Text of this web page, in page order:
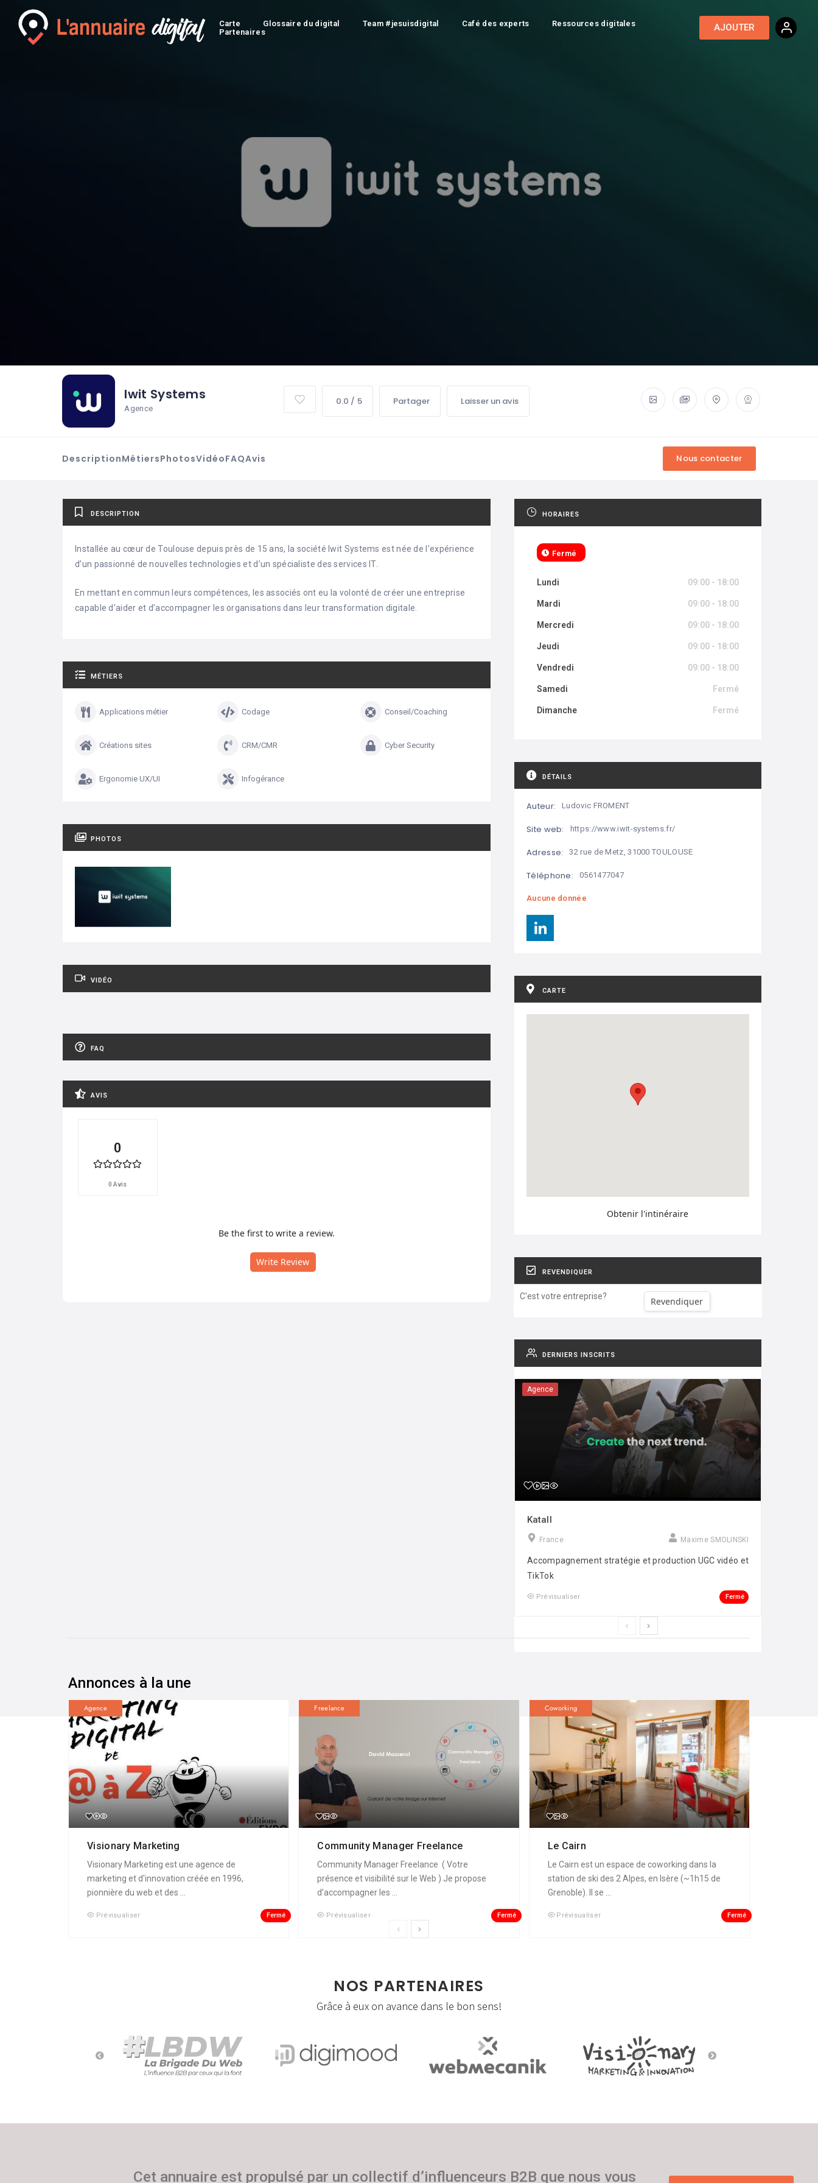
Carte Glossaire du digital Team #jesuisdigital Café des experts
Ressources digitales
Partenaires
AJOUTER
Iwit Systems
Agence
0.0 / 5 Partager Laisser un avis
DescriptionMétiersPhotosVidéoFAQAvis
DESCRIPTION
Installée au cœur de Toulouse depuis près de 15 ans, la société Iwit Systems est née de l’expérience
d’un passionné de nouvelles technologies et d’un spécialiste des services IT.
En mettant en commun leurs compétences, les associés ont eu la volonté de créer une entreprise
capable d’aider et d’accompagner les organisations dans leur transformation digitale.
MÉTIERS
Applications métier Codage Conseil/Coaching
Créations sites CRM/CMR Cyber Security
Ergonomie UX/UI Infogérance
PHOTOS
VIDÉO
FAQ
AVIS
0
0 Avis
Be the first to write a review.
Write Review
HORAIRES
Fermé
Lundi 09:00 - 18:00
Mardi 09:00 - 18:00
Mercredi 09:00 - 18:00
Jeudi 09:00 - 18:00
Vendredi 09:00 - 18:00
Samedi Fermé
Dimanche Fermé
DÉTAILS
Auteur: Ludovic FROMENT
Site web: https://www.iwit-systems.fr/
Adresse: 32 rue de Metz, 31000 TOULOUSE
Téléphone: 0561477047
Aucune donnée
CARTE
Obtenir l'intinéraire
REVENDIQUER
C'est votre entreprise? Revendiquer
DERNIERS INSCRITS
Agence
Katall
France Maxime SMOLINSKI
Accompagnement stratégie et production UGC vidéo et
TikTok
Prévisualiser Fermé
Annonces à la une
Agence
Visionary Marketing
Visionary Marketing est une agence de
marketing et d'innovation créée en 1996,
pionnière du web et des ...
Prévisualiser Fermé
Freelance
Community Manager Freelance
Community Manager Freelance ( Votre
présence et visibilité sur le Web ) Je propose
d’accompagner les ...
Prévisualiser Fermé
Coworking
Le Cairn
Le Cairn est un espace de coworking dans la
station de ski des 2 Alpes, en Isère (~1h15 de
Grenoble). Il se ...
Prévisualiser Fermé
NOS PARTENAIRES
Grâce à eux on avance dans le bon sens!
Cet annuaire est propulsé par un collectif d’influenceurs B2B que nous vous